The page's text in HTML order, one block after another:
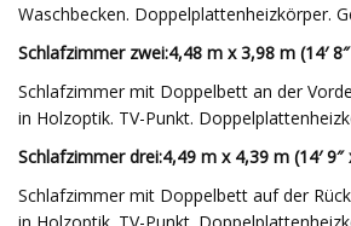
Waschbecken. Doppelplattenheizkörper.
Schlafzimmer zwei:4,48 m x 3,98 m (14′
Schlafzimmer mit Doppelbett an der
in Holzoptik. TV-Punkt.
Schlafzimmer drei:4,49 m x 4,39 m (14′ 9″
Schlafzimmer mit Doppelbett auf der